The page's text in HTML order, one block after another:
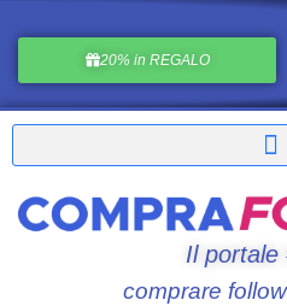
20% in REGALO
Il portale
comprare